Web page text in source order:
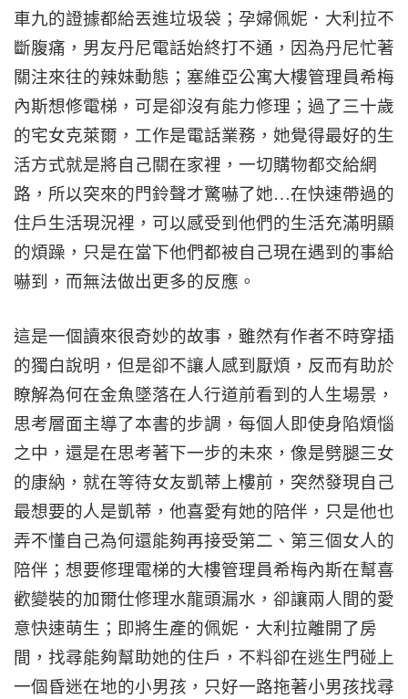
車九的證據都給丟進垃圾袋；孕婦佩妮．大利拉不
斷腹痛，男友丹尼電話始終打不通，因為丹尼忙著
關注來往的辣妹動態；塞維亞公寓大樓管理員希梅
內斯想修電梯，可是卻沒有能力修理；過了三十歲
的宅女克萊爾，工作是電話業務，她覺得最好的生
活方式就是將自己關在家裡，一切購物都交給網
路，所以突來的門鈴聲才驚嚇了她…在快速帶過的
住戶生活現況裡，可以感受到他們的生活充滿明顯
的煩躁，只是在當下他們都被自己現在遇到的事給
嚇到，而無法做出更多的反應。
這是一個讀來很奇妙的故事，雖然有作者不時穿插
的獨白說明，但是卻不讓人感到厭煩，反而有助於
瞭解為何在金魚墜落在人行道前看到的人生場景，
思考層面主導了本書的步調，每個人即使身陷煩惱
之中，還是在思考著下一步的未來，像是劈腿三女
的康納，就在等待女友凱蒂上樓前，突然發現自己
最想要的人是凱蒂，他喜愛有她的陪伴，只是他也
弄不懂自己為何還能夠再接受第二、第三個女人的
陪伴；想要修理電梯的大樓管理員希梅內斯在幫喜
歡變裝的加爾仕修理水龍頭漏水，卻讓兩人間的愛
意快速萌生；即將生產的佩妮．大利拉離開了房
間，找尋能夠幫助她的住戶，不料卻在逃生門碰上
一個昏迷在地的小男孩，只好一路拖著小男孩找尋